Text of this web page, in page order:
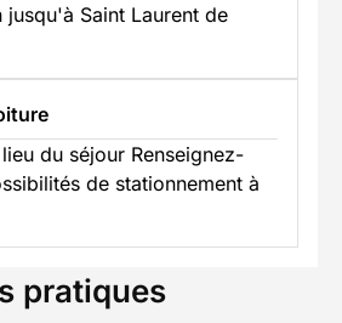
jusqu'à Saint Laurent de
du séjour Renseignez-
de stationnement à
pratiques